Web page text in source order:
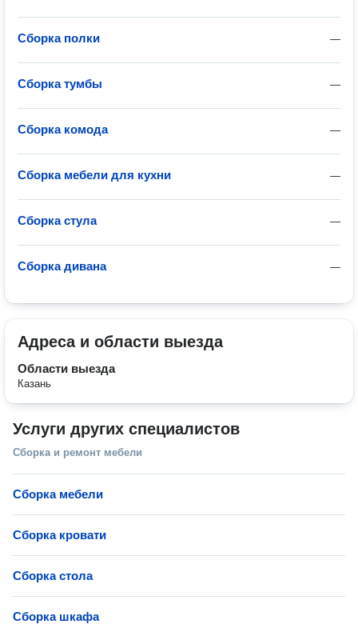
—
Сборка полки
—
Сборка тумбы
—
Сборка комода
—
Сборка мебели для кухни
—
Сборка стула
—
Сборка дивана
Адреса и области выезда
Области выезда
Казань
Услуги других специалистов
Сборка и ремонт мебели
Сборка мебели
Сборка кровати
Сборка стола
Сборка шкафа